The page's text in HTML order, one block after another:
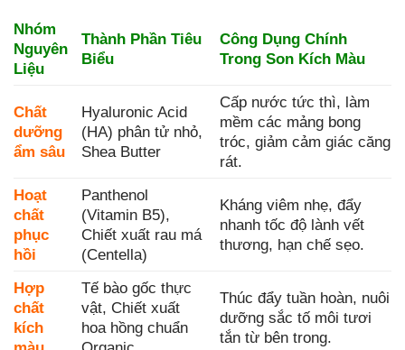
Nhóm
Nguyên
Liệu
Thành Phần Tiêu
Biểu
Công Dụng Chính
Trong Son Kích Màu
Chất
dưỡng
ẩm sâu
Hyaluronic Acid
(HA) phân tử nhỏ,
Shea Butter
Cấp nước tức thì, làm
mềm các mảng bong
tróc, giảm cảm giác căng
rát.
Hoạt
chất
phục
hồi
Panthenol
(Vitamin B5),
Chiết xuất rau má
(Centella)
Kháng viêm nhẹ, đẩy
nhanh tốc độ lành vết
thương, hạn chế sẹo.
Hợp
chất
kích
Tế bào gốc thực
vật, Chiết xuất
hoa hồng chuẩn
Thúc đẩy tuần hoàn, nuôi
dưỡng sắc tố môi tươi
tắn từ bên trong.